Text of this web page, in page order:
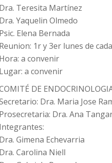
Dra. Teresita Martínez
Dra. Yaquelin Olmedo
Psic. Elena Bernada
Reunion: 1r y 3er lunes de
Hora: a convenir
Lugar: a convenir
DE
Dra. Maria Jose
Prosecretaria: Dra. Ana
Integrantes:
Dra. Gimena Echevarria
Dra. Carolina Niell